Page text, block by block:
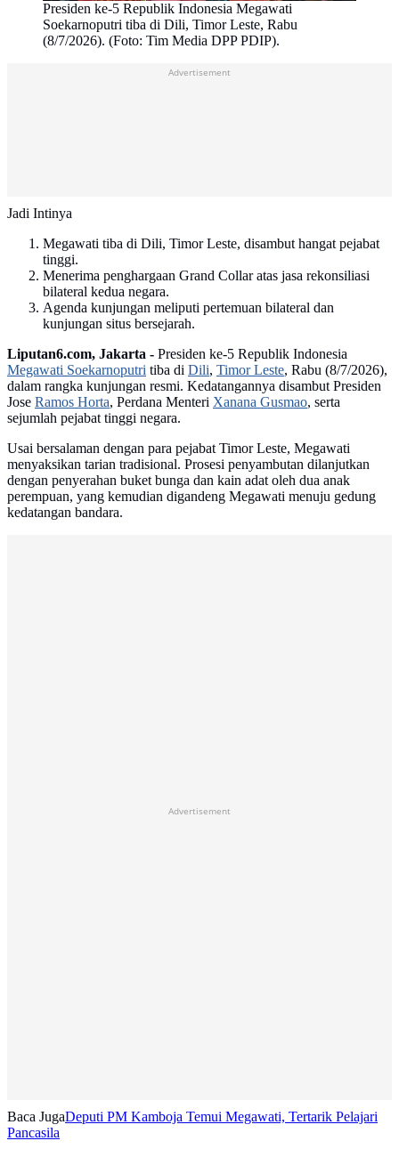
Presiden ke-5 Republik Indonesia Megawati
Soekarnoputri tiba di Dili, Timor Leste, Rabu
(8/7/2026). (Foto: Tim Media DPP PDIP).
Advertisement
Jadi Intinya
Megawati tiba di Dili, Timor Leste, disambut hangat pejabat
tinggi.
Menerima penghargaan Grand Collar atas jasa rekonsiliasi
bilateral kedua negara.
Agenda kunjungan meliputi pertemuan bilateral dan
kunjungan situs bersejarah.
Liputan6.com, Jakarta - Presiden ke-5 Republik Indonesia
Megawati Soekarnoputri tiba di Dili, Timor Leste, Rabu (8/7/2026),
dalam rangka kunjungan resmi. Kedatangannya disambut Presiden
Jose Ramos Horta, Perdana Menteri Xanana Gusmao, serta
sejumlah pejabat tinggi negara.
Usai bersalaman dengan para pejabat Timor Leste, Megawati
menyaksikan tarian tradisional. Prosesi penyambutan dilanjutkan
dengan penyerahan buket bunga dan kain adat oleh dua anak
perempuan, yang kemudian digandeng Megawati menuju gedung
kedatangan bandara.
Advertisement
Baca JugaDeputi PM Kamboja Temui Megawati, Tertarik Pelajari
Pancasila